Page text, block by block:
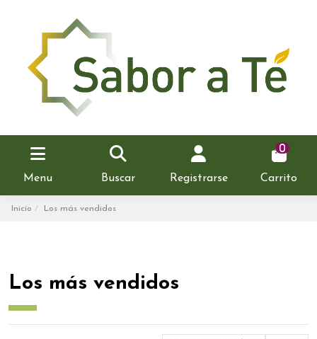
Menu Buscar Registrarse
0
Carrito
Inicio Los más vendidos
Los más vendidos